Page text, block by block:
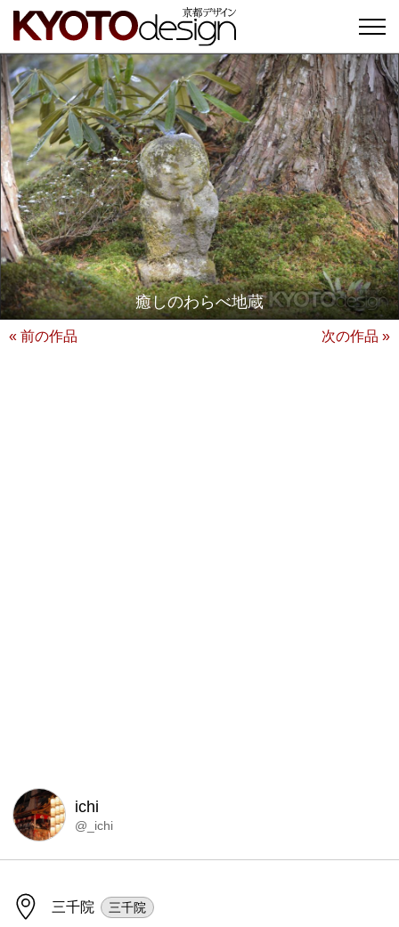
癒しのわらべ地蔵
« 前の作品 次の作品 »
ichi
@_ichi
三千院 三千院